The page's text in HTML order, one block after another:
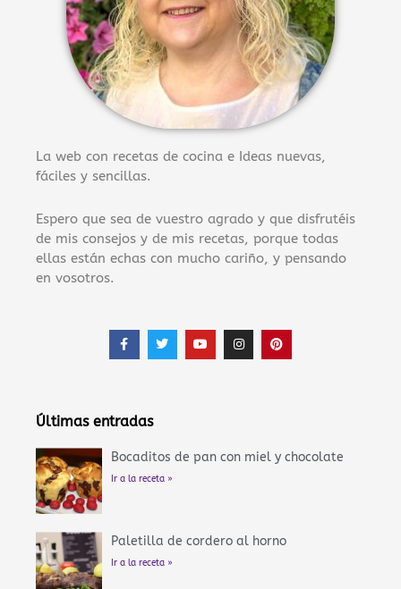
La web con recetas de cocina e Ideas nuevas,
fáciles y sencillas.
Espero que sea de vuestro agrado y que disfrutéis
de mis consejos y de mis recetas, porque todas
ellas están echas con mucho cariño, y pensando
en vosotros.
F
a
c
k
T
w
i
Y
o
u
I
n
s
P
i
n
Últimas entradas
Bocaditos de pan con miel y chocolate
Ir a la receta »
Paletilla de cordero al horno
Ir a la receta »